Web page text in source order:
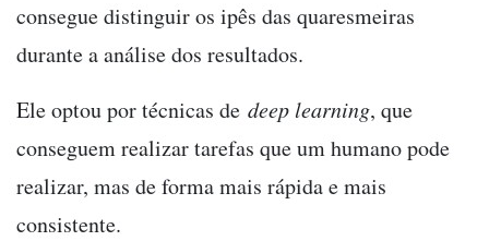
consegue distinguir os ipês das quaresmeiras
durante a análise dos resultados.
Ele optou por técnicas de deep learning, que
conseguem realizar tarefas que um humano pode
realizar, mas de forma mais rápida e mais
consistente.